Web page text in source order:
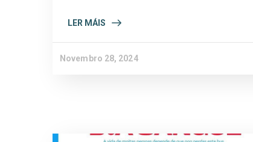
LER MÁIS
Novembro 28, 2024